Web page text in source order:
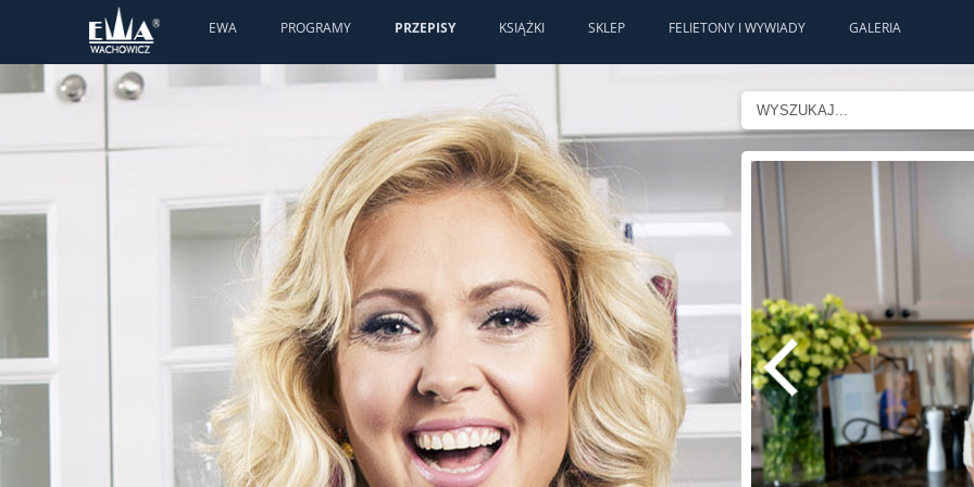
EWA PROGRAMY PRZEPISY KSIĄŻKI SKLEP FELIETONY I WYWIADY GALERIA